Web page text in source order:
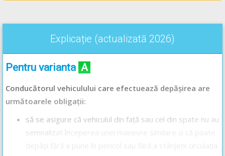
Explicație (actualizată 2026)
Pentru variantaA
Conducătorul vehiculului care efectuează depășirea are
următoarele obligații:
să se asigure că vehiculul din față sau cel din spate nu au
semnalizat începerea unei manevre similare și că poate